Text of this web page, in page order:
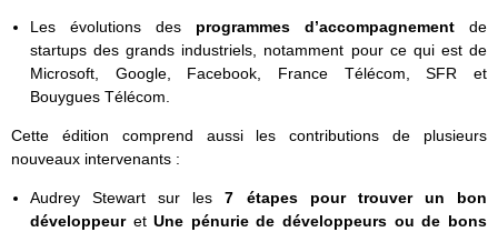
Les évolutions des programmes d’accompagnement de
startups des grands industriels, notamment pour ce qui est de
Microsoft, Google, Facebook, France Télécom, SFR et
Bouygues Télécom.
Cette édition comprend aussi les contributions de plusieurs
nouveaux intervenants :
Audrey Stewart sur les7 étapes pour trouver un bon
développeur etUne pénurie de développeurs ou de bons